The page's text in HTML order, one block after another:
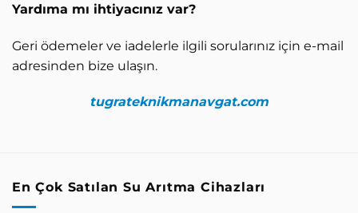
Yardıma mı ihtiyacınız var?
Geri ödemeler ve iadelerle ilgili sorularınız için e-mail
adresinden bize ulaşın.
tugrateknikmanavgat.com
En Çok Satılan Su Arıtma Cihazları